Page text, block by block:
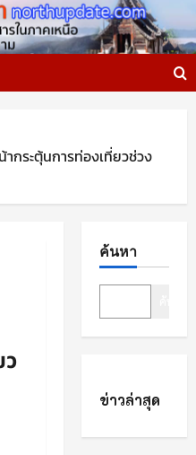
กระตุ้นการท่องเที่ยวช่วง
ค้นหา
ข่าวล่าสุด